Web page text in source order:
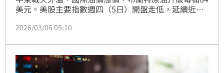
美元。美股主要指數週四（5日）開盤走低，延續近期
2026/03/06 05:10